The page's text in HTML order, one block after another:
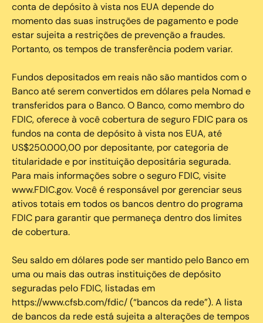
conta de depósito à vista nos EUA depende do
momento das suas instruções de pagamento e pode
estar sujeita a restrições de prevenção a fraudes.
Portanto, os tempos de transferência podem variar.
Fundos depositados em reais não são mantidos com o
Banco até serem convertidos em dólares pela Nomad e
transferidos para o Banco. O Banco, como membro do
FDIC, oferece à você cobertura de seguro FDIC para os
fundos na conta de depósito à vista nos EUA, até
US$250.000,00 por depositante, por categoria de
titularidade e por instituição depositária segurada.
Para mais informações sobre o seguro FDIC, visite
www.FDIC.gov. Você é responsável por gerenciar seus
ativos totais em todos os bancos dentro do programa
FDIC para garantir que permaneça dentro dos limites
de cobertura.
Seu saldo em dólares pode ser mantido pelo Banco em
uma ou mais das outras instituições de depósito
seguradas pelo FDIC, listadas em
https://www.cfsb.com/fdic/ (“bancos da rede”). A lista
de bancos da rede está sujeita a alterações de tempos